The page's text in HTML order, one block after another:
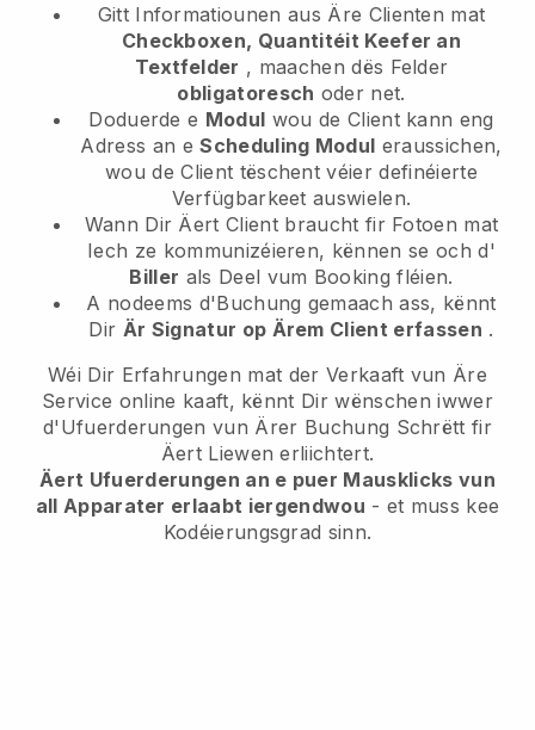
Gitt Informatiounen aus Äre Clienten mat
Checkboxen, Quantitéit Keefer an
Textfelder , maachen dës Felder
obligatoresch oder net.
Doduerde e Modul wou de Client kann eng
Adress an eScheduling Modul eraussichen,
wou de Client tëschent véier definéierte
Verfügbarkeet auswielen.
Wann Dir Äert Client braucht fir Fotoen mat
Iech ze kommunizéieren, kënnen se och d'
Biller als Deel vum Booking fléien.
A nodeems d'Buchung gemaach ass, kënnt
Dir Är Signatur op Ärem Client erfassen .
Wéi Dir Erfahrungen mat der Verkaaft vun Äre
Service online kaaft, kënnt Dir wënschen iwwer
d'Ufuerderungen vun Ärer Buchung Schrëtt fir
Äert Liewen erliichtert.
Äert Ufuerderungen an e puer Mausklicks vun
all Apparater erlaabt iergendwou - et muss kee
Kodéierungsgrad sinn.